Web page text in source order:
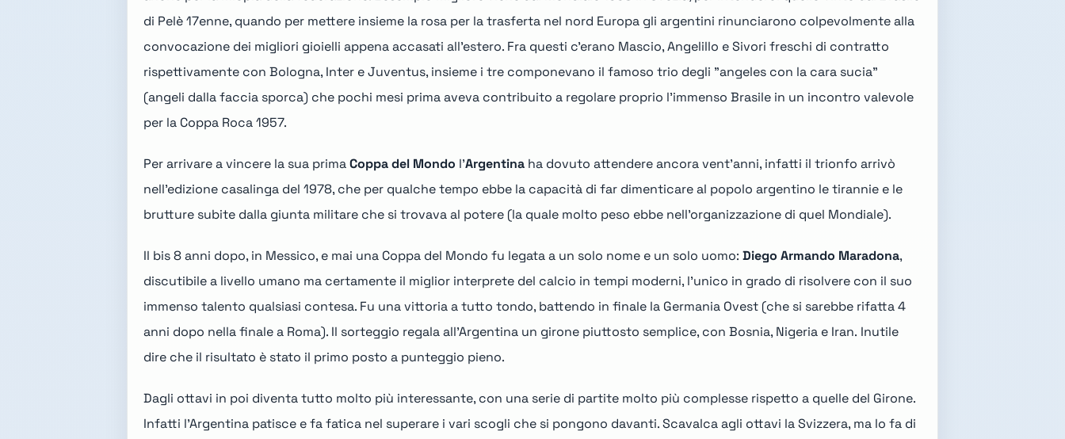
di Pelè 17enne, quando per mettere insieme la rosa per la trasferta nel nord Europa gli argentini rinunciarono colpevolmente alla
convocazione dei migliori gioielli appena accasati all'estero. Fra questi c'erano Mascio, Angelillo e Sivori freschi di contratto
rispettivamente con Bologna, Inter e Juventus, insieme i tre componevano il famoso trio degli "angeles con la cara sucia"
(angeli dalla faccia sporca) che pochi mesi prima aveva contribuito a regolare proprio l'immenso Brasile in un incontro valevole
per la Coppa Roca 1957.
Per arrivare a vincere la sua primaCoppa del Mondo l'Argentina ha dovuto attendere ancora vent'anni, infatti il trionfo arrivò
nell'edizione casalinga del 1978, che per qualche tempo ebbe la capacità di far dimenticare al popolo argentino le tirannie e le
brutture subite dalla giunta militare che si trovava al potere (la quale molto peso ebbe nell'organizzazione di quel Mondiale).
Il bis 8 anni dopo, in Messico, e mai una Coppa del Mondo fu legata a un solo nome e un solo uomo: Diego Armando Maradona,
discutibile a livello umano ma certamente il miglior interprete del calcio in tempi moderni, l'unico in grado di risolvere con il suo
immenso talento qualsiasi contesa. Fu una vittoria a tutto tondo, battendo in finale la Germania Ovest (che si sarebbe rifatta 4
anni dopo nella finale a Roma). Il sorteggio regalaall'Argentina un girone piuttosto semplice, con Bosnia, Nigeria e Iran. Inutile
dire che il risultato è stato il primo posto a punteggio pieno.
Dagli ottavi in poi diventa tutto molto più interessante, con una serie di partite molto più complesse rispetto a quelle del Girone.
Infatti l'Argentina patisce e fa fatica nel superare i vari scogli che si pongono davanti. Scavalca agli ottavi laSvizzera, ma lo fa di